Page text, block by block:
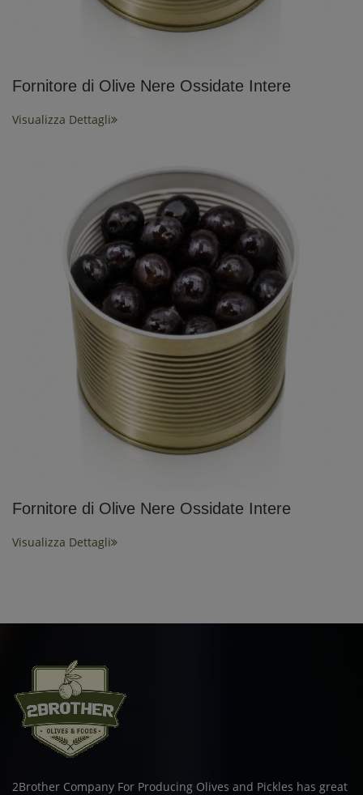
Fornitore di Olive Nere Ossidate Intere
Visualizza Dettagli
Fornitore di Olive Nere Ossidate Intere
Visualizza Dettagli
2Brother Company For Producing Olives and Pickles has great